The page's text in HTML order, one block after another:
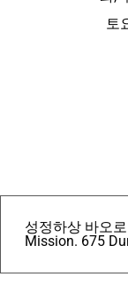
토
성정하상 바오
Mission. 675